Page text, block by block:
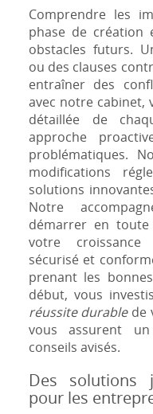
Comprendre les
phase de création
obstacles futurs.
ou des clauses
entraîner des
avec notre cabinet,
détaillée de
approche
problématiques.
modifications
solutions
Notre
démarrer en
votre
sécurisé et
prenant les
début, vous
réussite durablede
vous assurent
conseils avisés.
Des solutions
pour les